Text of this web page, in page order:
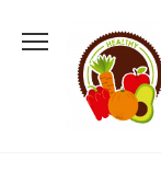
содержанию